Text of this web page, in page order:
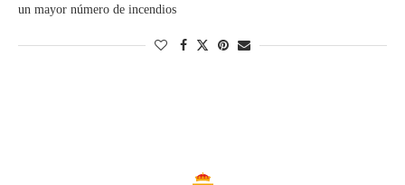
un mayor número de incendios